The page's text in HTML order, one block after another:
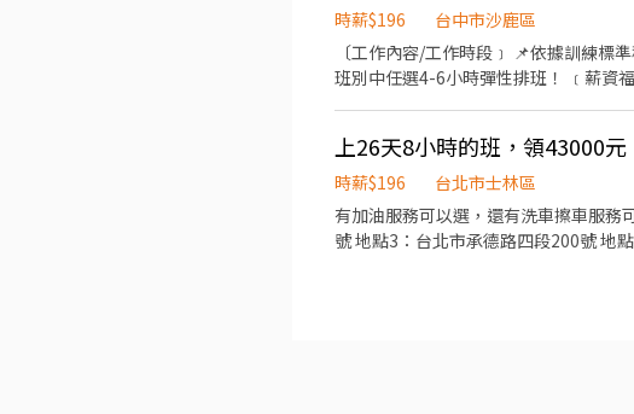
時薪$196
台中市沙鹿區
〔工作內容/工作時段﹞ 📌依據訓練標準程序製作餐點：櫃台/外送服務、門市環境清維護(騎乘公司提供之外送車🛵） 📌可於各
班別中任選4-6小時彈性排班！ ﹝薪資福利﹞ ✨基本時薪：$196 "起" ✨津貼福利 ✔️外送津貼$10元/14元/趟 外送趟次越多賺越多
日任職滿4小時，即享有85折員購折扣；組長當日任職每四小時
供你品牌禮卷 讓生日更有溫度🎂 你過節我共歡，重要節慶我們提供你福利禮券 好好與家人歡慶🎉 你旅遊我贊助，每年職福會提
供你
時薪$196
台北市士林區
有加油服務可以選，還有洗車擦車服務
號 地點3：台北市承德路四段200號 地